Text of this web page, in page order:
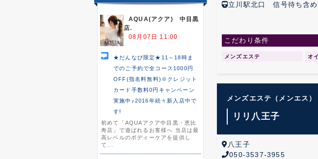
立川駅北口 信号待ち含
こだわり条件
メンズエステ オ
メンズエステ （メンエス）
リリ八王子
八王子
050-3537-3955
AQUA(アクア) 中目黒
店.
08月07日 11:00
★だんなび限定★11～18時ま
でのご予約で全コース1000円
OFF(指名料無料)※クレジット
カード手数料0円キャンペーン
実施中♪2016年続々新入店中で
す!
初めて「AQUAアクア中目黒・恵比
寿店」で遊ばれるお客様へ 当店は最
高レベルのボディーケアを提供し
て...